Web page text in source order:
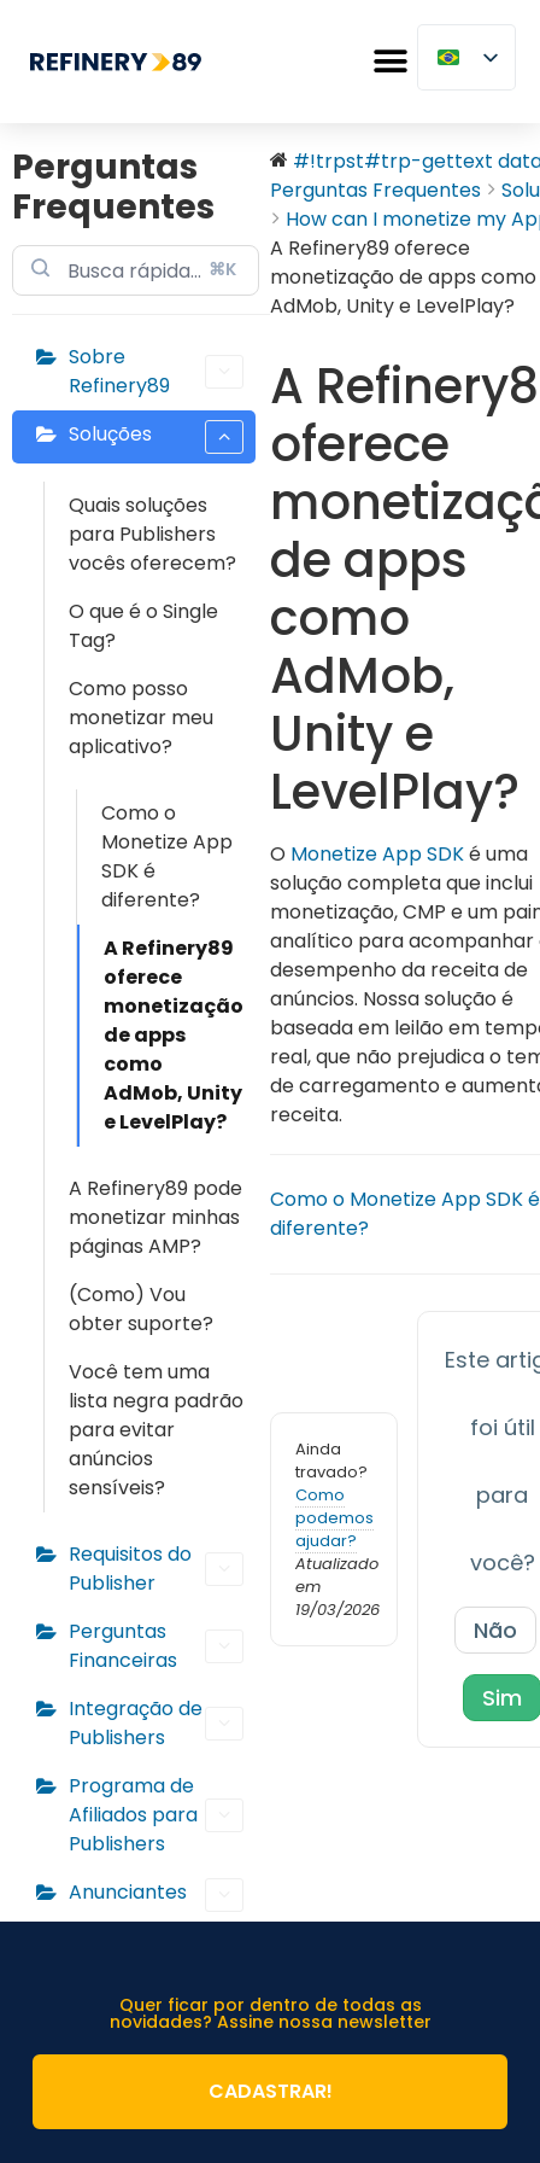
Perguntas
Frequentes
⌘K
Sobre
Refinery89
Soluções
Quais soluções
para Publishers
vocês oferecem?
O que é o Single
Tag?
Como posso
monetizar meu
aplicativo?
Como o
Monetize App
SDK é
diferente?
A Refinery89
oferece
monetização
de apps
como
AdMob, Unity
e LevelPlay?
A Refinery89 pode
monetizar minhas
páginas AMP?
(Como) Vou
obter suporte?
Você tem uma
lista negra padrão
para evitar
anúncios
sensíveis?
Requisitos do
Publisher
Perguntas
Financeiras
Integração de
Publishers
Programa de
Afiliados para
Publishers
Anunciantes
#!trpst#trp-gettext
Perguntas Frequentes
How can I monetize my
A Refinery89 oferece
monetização de apps como
AdMob, Unity e LevelPlay?
A
oferece
de apps
como
AdMob,
Unity e
LevelPlay?
O Monetize App SDKé uma
solução completa que inclui
monetização, CMP e um
analítico para acompanhar
desempenho da receita de
anúncios. Nossa solução é
baseada em leilão em
real, que não prejudica o
de carregamento e
receita.
Como o Monetize App SDK é
diferente?
Ainda
travado?
Como
podemos
ajudar?
Atualizado
em
19/03/2026
Este
foi útil
para
você?
Não
Sim
Quer ficar por dentro de todas as
novidades? Assine nossa newsletter
CADASTRAR!